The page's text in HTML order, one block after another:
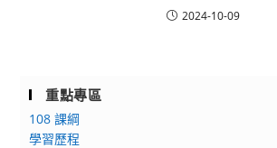
2024-10-09
重點專區
108 課綱
學習歷程